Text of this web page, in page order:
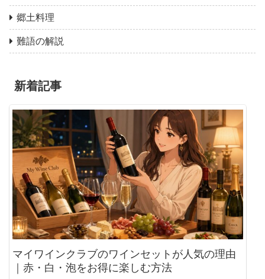
郷土料理
難語の解説
新着記事
マイワインクラブのワインセットが人気の理由
｜赤・白・泡をお得に楽しむ方法